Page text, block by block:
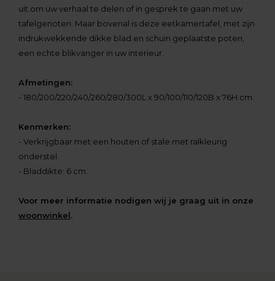
uit om uw verhaal te delen of in gesprek te gaan met uw
tafelgenoten. Maar bovenal is deze eetkamertafel, met zijn
indrukwekkende dikke blad en schuin geplaatste poten,
een echte blikvanger in uw interieur.
Afmetingen:
- 180/200/220/240/260/280/300L x 90/100/110/120B x 76H cm.
Kenmerken:
- Verkrijgbaar met een houten of stale met ralkleurig
onderstel
- Bladdikte: 6 cm.
Voor meer informatie nodigen wij je graag uit in onze
woonwinkel.